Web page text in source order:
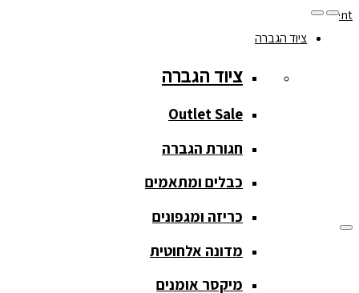
Skip to content
077-208-0290
מעקב הזמנות
ציוד הגברה
ציוד הגברה
Outlet Sale
חגורת הגברה
כבלים ומתאמים
כריזה ומגפונים
מדונה אלחוטית
מיקסר אומנים